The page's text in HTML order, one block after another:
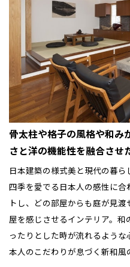
骨太柱や格子の風格や和み
さと洋の機能性を融合させ
日本建築の様式美と現代の暮ら
四季を愛でる日本人の感性に
トし、どの部屋からも庭が見
屋を感じさせるインテリア。
ったりとした時が流れるよう
本人のこだわりが息づく新和風
涙して感動する家造
皆様のご
お待ちし
ご
家づく
築き上げて来た工法・構
目指
皆様のご
お待ちし
ご
家づく
お客様の希望以上のお
皆様のご
お待ちし
ご
家づく
安心・安全、そして感動
皆様のご
お待ちし
ご
宮城
富山
福井
埼玉
茨城
栃木
群馬
岐阜
三重
大阪
兵庫
奈良
滋賀
和歌山
中国・四国
香川
愛媛
鳥取
島根
広島
山口
徳島
福岡
佐賀
熊本
大分
宮崎
鹿児島
長崎
分譲マンション
※現住所のある都道府県以外の
くの展示場又は店舗にお問合せ
応します。お気軽にご相談くだ
釧路
宮城県
仙台
郡山
福島
いわき
会津
富山県
富山
石川県
金沢
福井県
福井
相模
埼玉
所沢
千葉県
千葉
柏
茨城県
水戸
栃木県
宇都宮
小山
群馬県
群馬
伊勢崎
岐阜県
岐阜
静岡県
静岡
浜松
三重県
四日市
大阪府
大阪
京都
兵庫県
姫路
奈良県
奈良
中国・四国
岡山
香川県
高松
愛媛県
松山
福岡県
福岡
佐賀県
佐賀
熊本県
熊本
大分県
大分
宮崎県
宮崎
鹿児島県
鹿児島